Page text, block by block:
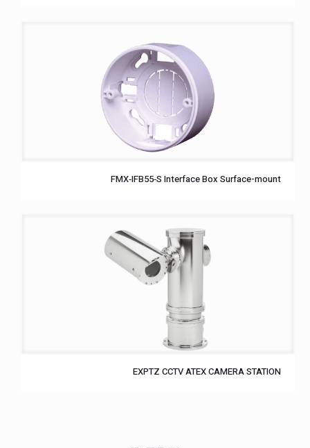
FMX‑IFB55‑S Interface Box Surface-mount
EXPTZ CCTV ATEX CAMERA STATION